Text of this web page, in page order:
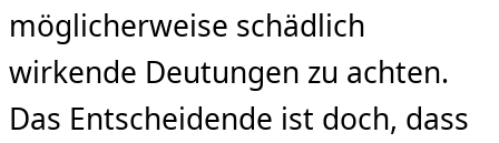
möglicherweise schädlich
wirkende Deutungen zu achten.
Das Entscheidende ist doch, dass